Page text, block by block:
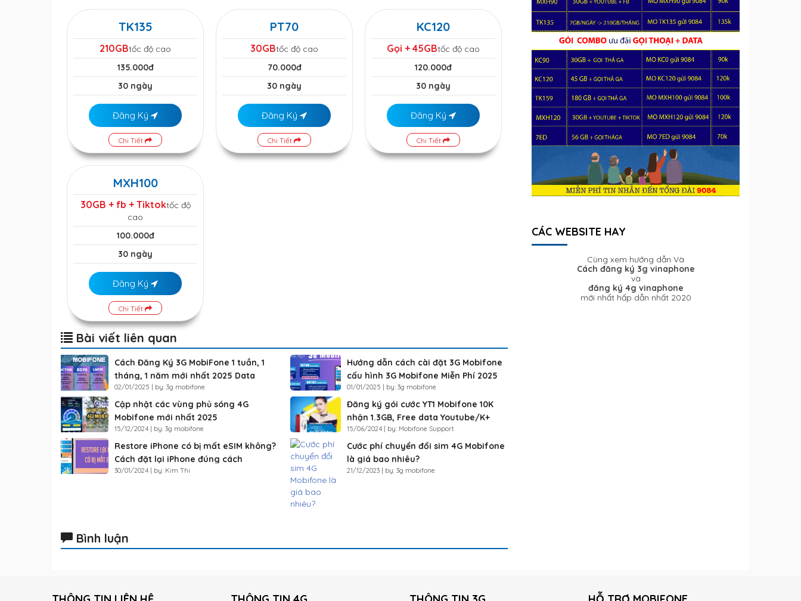
TK135
210GBtốc độ cao
135.000đ
30 ngày
Đăng Ký
Chi Tiết
PT70
30GBtốc độ cao
70.000đ
30 ngày
Đăng Ký
Chi Tiết
KC120
Gọi + 45GBtốc độ cao
120.000đ
30 ngày
Đăng Ký
Chi Tiết
MXH100
30GB + fb + Tiktoktốc độ
cao
100.000đ
30 ngày
Đăng Ký
Chi Tiết
Bài viết liên quan
Cách Đăng Ký 3G MobiFone 1 tuần, 1
tháng, 1 năm mới nhất 2025 Data
Khủng
02/01/2025 | by: 3g mobifone
Hướng dẫn cách cài đặt 3G Mobifone
cấu hình 3G Mobifone Miễn Phí 2025
01/01/2025 | by: 3g mobifone
Cập nhật các vùng phủ sóng 4G
Mobifone mới nhất 2025
15/12/2024 | by: 3g mobifone
Đăng ký gói cước YT1 Mobifone 10K
nhận 1.3GB, Free data Youtube/K+
15/06/2024 | by: Mobifone Support
Restore iPhone có bị mất eSIM không?
Cách đặt lại iPhone đúng cách
30/01/2024 | by: Kim Thi
Cước phí chuyển đổi sim 4G Mobifone
là giá bao nhiêu?
21/12/2023 | by: 3g mobifone
Bình luận
CÁC WEBSITE HAY
Cùng xem hướng dẫn Và
Cách đăng ký 3g vinaphone
và
đăng ký 4g vinaphone
mới nhất hấp dẫn nhất 2020